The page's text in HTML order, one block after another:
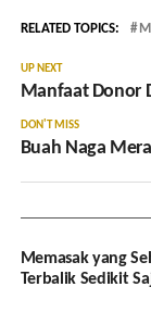
RELATED TOPICS:
UP NEXT
Manfaat Donor
DON'T MISS
Buah Naga
Memasak yang
Terbalik Sedikit